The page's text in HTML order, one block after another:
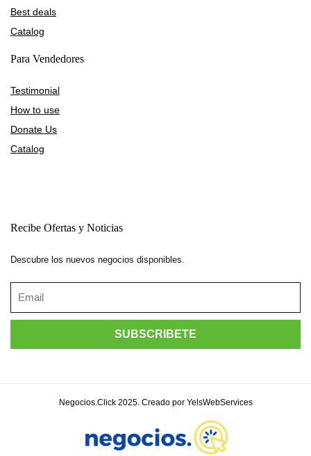
Best deals
Catalog
Para Vendedores
Testimonial
How to use
Donate Us
Catalog
Recibe Ofertas y Noticias
Descubre los nuevos negocios disponibles.
Negocios.Click 2025. Creado por YelsWebServices